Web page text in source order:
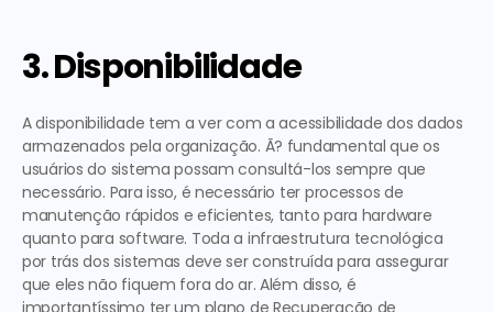
3. Disponibilidade
A disponibilidade tem a ver com a acessibilidade dos dados
armazenados pela organização. Ã? fundamental que os
usuários do sistema possam consultá-los sempre que
necessário. Para isso, é necessário ter processos de
manutenção rápidos e eficientes, tanto para hardware
quanto para software. Toda a infraestrutura tecnológica
por trás dos sistemas deve ser construída para assegurar
que eles não fiquem fora do ar. Além disso, é
importantíssimo ter um plano de Recuperação de